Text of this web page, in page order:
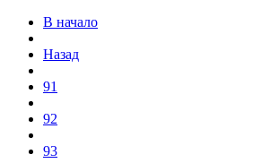
В начало
Назад
91
92
93